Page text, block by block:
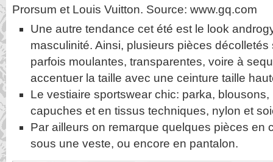
Prorsum et Louis Vuitton. Source: www.gq.com
Une autre tendance cet été est le look
masculinité. Ainsi, plusieurs pièces décolletés
parfois moulantes, transparentes, voire à
accentuer la taille avec une ceinture taille
Le vestiaire sportswear chic: parka,
capuches et en tissus techniques, nylon et
Par ailleurs on remarque quelques pièces en
sous une veste, ou encore en pantalon.